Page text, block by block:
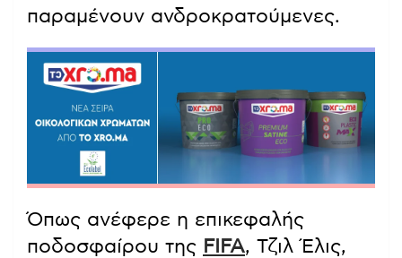
παραμένουν ανδροκρατούμενες.
Όπως ανέφερε η επικεφαλής
ποδοσφαίρου της FIFA, Τζιλ Έλις,